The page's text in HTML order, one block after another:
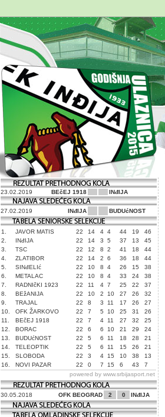
23.02.2019 BEčEJ 1918 INđIJA
27.02.2019 INđIJA BUDUćNOST
1. JAVOR MATIS 22 14 4 4 44 19
46
2.
INđIJA 22 14 3 5 37 13
45
3.
TSC 22 12 8 2 41 18
44
4.
ZLATIBOR 22 14 2 6 36 18
44
5.
SINđELIć 22 10 8 4 26 15
38
6.
METALAC 22 10 8 4 33 24
38
7.
RADNIčKI 1923 22 11 4 7 25 22
37
8.
BEžANIJA 22 10 2 10 27 26
32
9.
TRAJAL 22 8 3 11 17 26
27
10.
OFK ŽARKOVO 22 7 5 10 25 31
26
11.
BEčEJ 1918 22 7 4 11 27 32
25
12.
BORAC 22 6 6 10 21 29
24
13.
BUDUćNOST 22 5 6 11 18 28
21
14.
TELEOPTIK 22 5 6 11 15 26
21
15.
SLOBODA 22 3 4 15 10 38
13
16.
NOVI PAZAR 22 0 7 15 6 43
7
powered by www.srbijasport.net
30.05.2018 OFK BEOGRAD 2 0 INđIJA